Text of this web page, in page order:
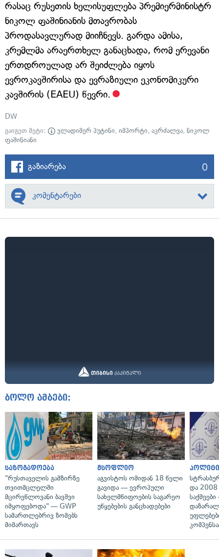
რასაც რუსეთის ხელისუფლება პრემიერმინისტრ
ნიკოლ ფაშინიანის მთავრობას
პროდასავლურად მიიჩნევს. გარდა ამისა,
კრემლმა არაერთხელ განაცხადა, რომ ერევანი
ერთდროულად არ შეიძლება იყოს
ევროკავშირისა და ევრაზიული ეკონომიკური
კავშირის (EAEU) წევრი.
DW
გაიგეთ მეტი:
ვლადიმერ პუტინი, იმპორტი, აკრძალვა, ნიკოლ
ფაშინიანი
გაზიარება 0
კომენტარები
ბოლო ამბები:
საზოგადოება
"რუსთაველის გამზირზე
თვითმცლელში
მცირეწლოვანი ბავშვი
იმყოფებოდა" — GWP
სამართლებრივ ზომებს
მიმართავს
მსოფლიო
აგვისტოს ომიდან 18 წელი
გავიდა — ევროპული
სახელმწიფოების საგარეო
უწყებების განცხადებები
და 2008